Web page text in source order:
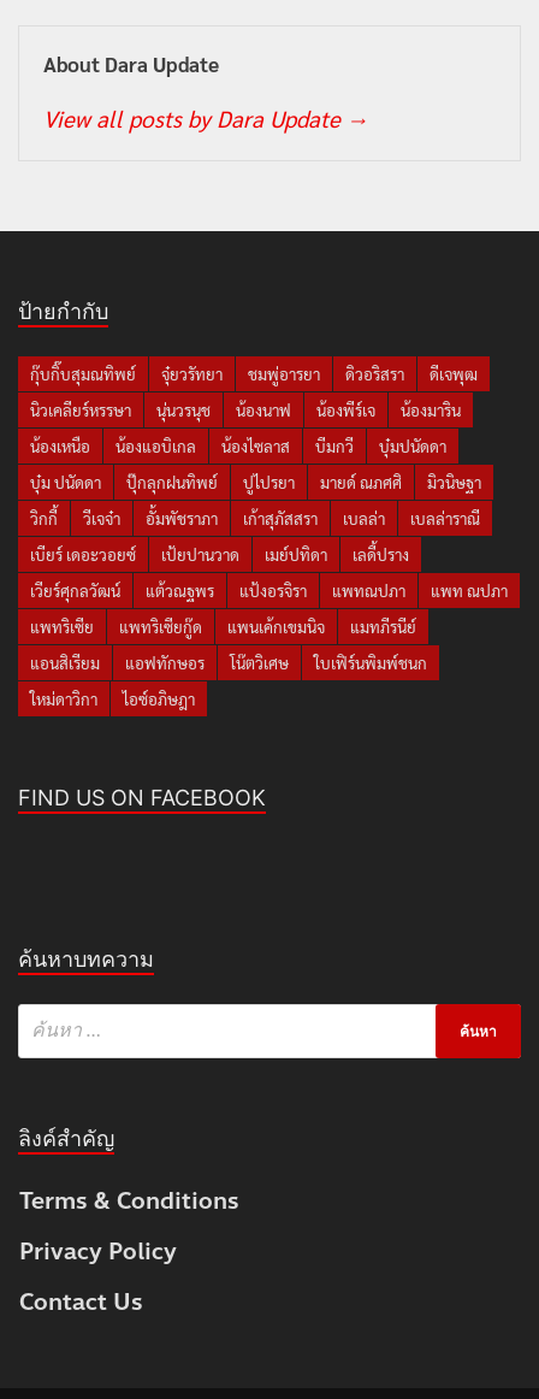
About Dara Update
View all posts by Dara Update →
ป้ายกำกับ
กุ๊บกิ๊บสุมณทิพย์ จุ๋ยวรัทยา ชมพู่อารยา ดิวอริสรา
ดีเจพุฒ
นิวเคลียร์หรรษา
นุ่นวรนุช น้องนาฟ น้องพีร์เจ
น้องมาริน
น้องเหนือ
น้องแอบิเกล น้องไซลาส บีมกวี
บุ๋มปนัดดา
บุ๋ม ปนัดดา
ปุ๊กลุกฝนทิพย์ ปูไปรยา มายด์ ณภศศิ
มิวนิษฐา
วิกกี้
วีเจจ๋า อั้มพัชราภา เก้าสุภัสสรา เบลล่า
เบลล่าราณี
เบียร์ เดอะวอยซ์
เป้ยปานวาด เมย์ปทิดา
เลดี้ปราง
เวียร์ศุกลวัฒน์
แต้วณฐพร แป้งอรจิรา แพทณปภา
แพท ณปภา
แพทริเซีย
แพทริเซียกู๊ด แพนเค้กเขมนิจ
แมทภีรนีย์
แอนสิเรียม
แอฟทักษอร โน๊ตวิเศษ
ใบเฟิร์นพิมพ์ชนก
ใหม่ดาวิกา
ไอซ์อภิษฎา
FIND US ON FACEBOOK
ค้นหาบทความ
ลิงค์สำคัญ
Terms & Conditions
Privacy Policy
Contact Us